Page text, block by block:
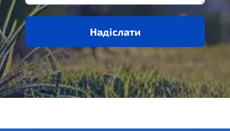
Надіслати